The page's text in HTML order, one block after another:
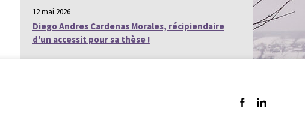
12 mai 2026
Diego Andres Cardenas Morales, récipiendaire
d'un accessit pour sa thèse !
Suivez-nous sur
Suivez-nous